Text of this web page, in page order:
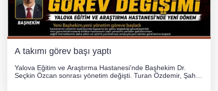
A takımı görev başı yaptı
Yalova Eğitim ve Araştırma Hastanesi'nde Başhekim Dr.
Seçkin Özcan sonrası yönetim değişti. Turan Özdemir, Şahin